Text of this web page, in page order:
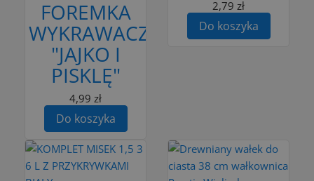
FOREMKA
WYKRAWACZ
"JAJKO I
PISKLĘ"
4,99 zł
Do koszyka
2,79 zł
Do koszyka